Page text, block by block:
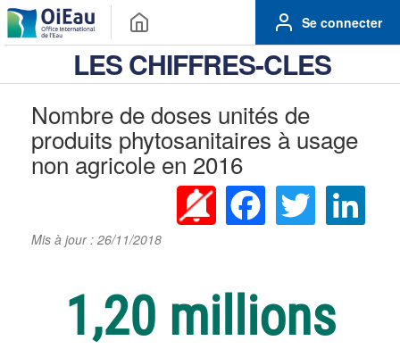
Se connecter
LES CHIFFRES-CLES
Nombre de doses unités de
produits phytosanitaires à usage
non agricole en 2016
Facebook Twitter
Mis à jour : 26/11/2018
1,20 millions